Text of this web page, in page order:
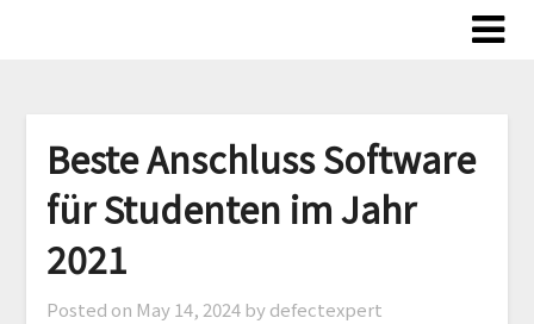
Beste Anschluss Software
für Studenten im Jahr
2021
Posted on May 14, 2024 by defectexpert